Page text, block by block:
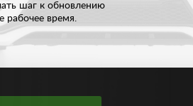
шаг к обновлению
рабочее время.